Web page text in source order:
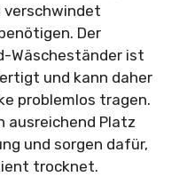
verschwindet
Der
Wäscheständer ist
und kann daher
problemlos tragen.
ausreichend Platz
und sorgen dafür,
trocknet.